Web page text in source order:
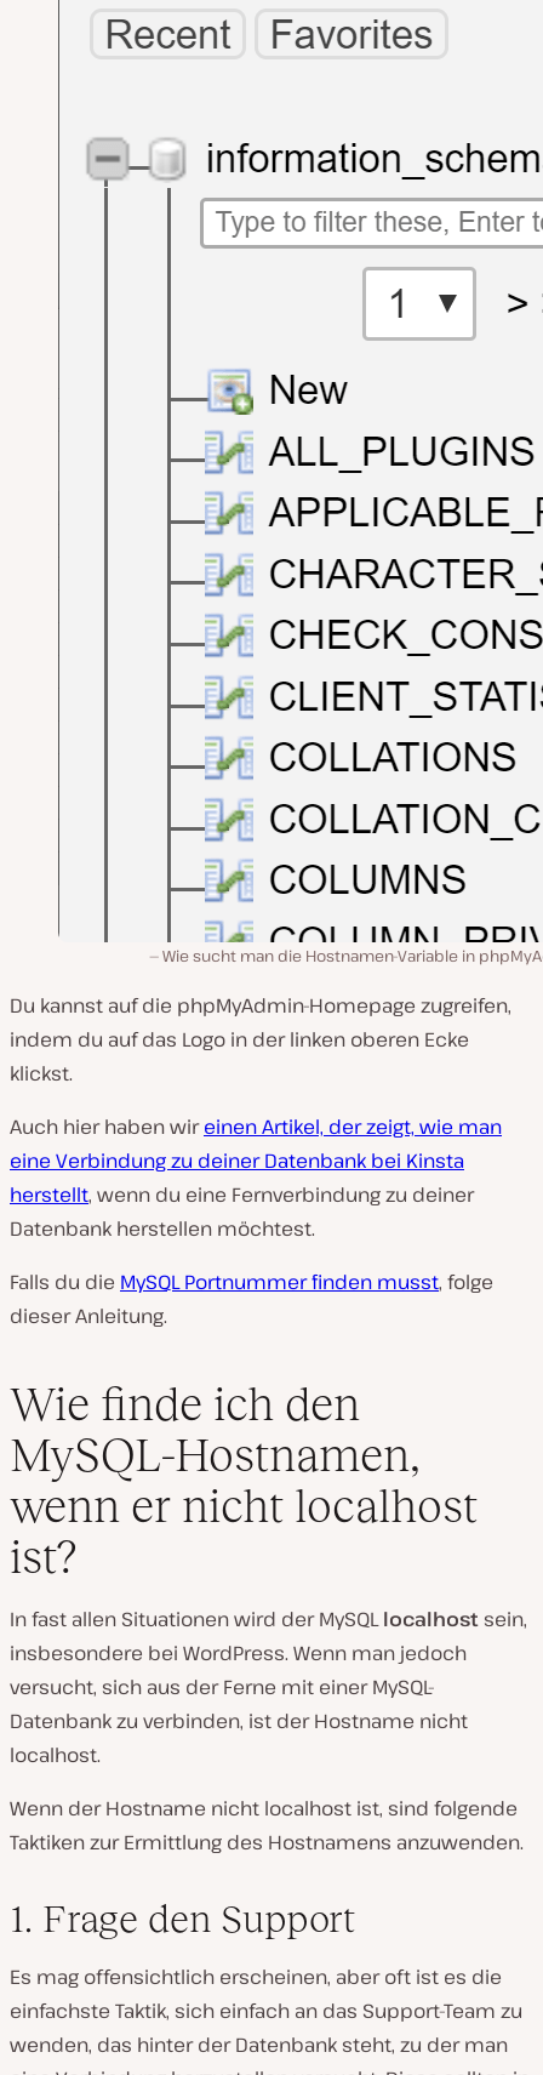
Wie sucht man die Hostnamen-Variable in
Du kannst auf die phpMyAdmin-Homepage zugreifen,
indem du auf das Logo in der linken oberen Ecke
klickst.
Auch hier haben wireinen Artikel, der zeigt, wie man
eine Verbindung zu deiner Datenbank bei Kinsta
herstellt, wenn du eine Fernverbindung zu deiner
Datenbank herstellen möchtest.
Falls du die MySQL Portnummer finden musst, folge
dieser Anleitung.
Wie finde ich den
MySQL-Hostnamen,
wenn er nicht localhost
ist?
In fast allen Situationen wird der MySQLlocalhost sein,
insbesondere bei WordPress. Wenn man jedoch
versucht, sich aus der Ferne mit einer MySQL-
Datenbank zu verbinden, ist der Hostname nicht
localhost.
Wenn der Hostname nicht localhost ist, sind folgende
Taktiken zur Ermittlung des Hostnamens anzuwenden.
1. Frage den Support
Es mag offensichtlich erscheinen, aber oft ist es die
einfachste Taktik, sich einfach an das Support-Team zu
wenden, das hinter der Datenbank steht, zu der man